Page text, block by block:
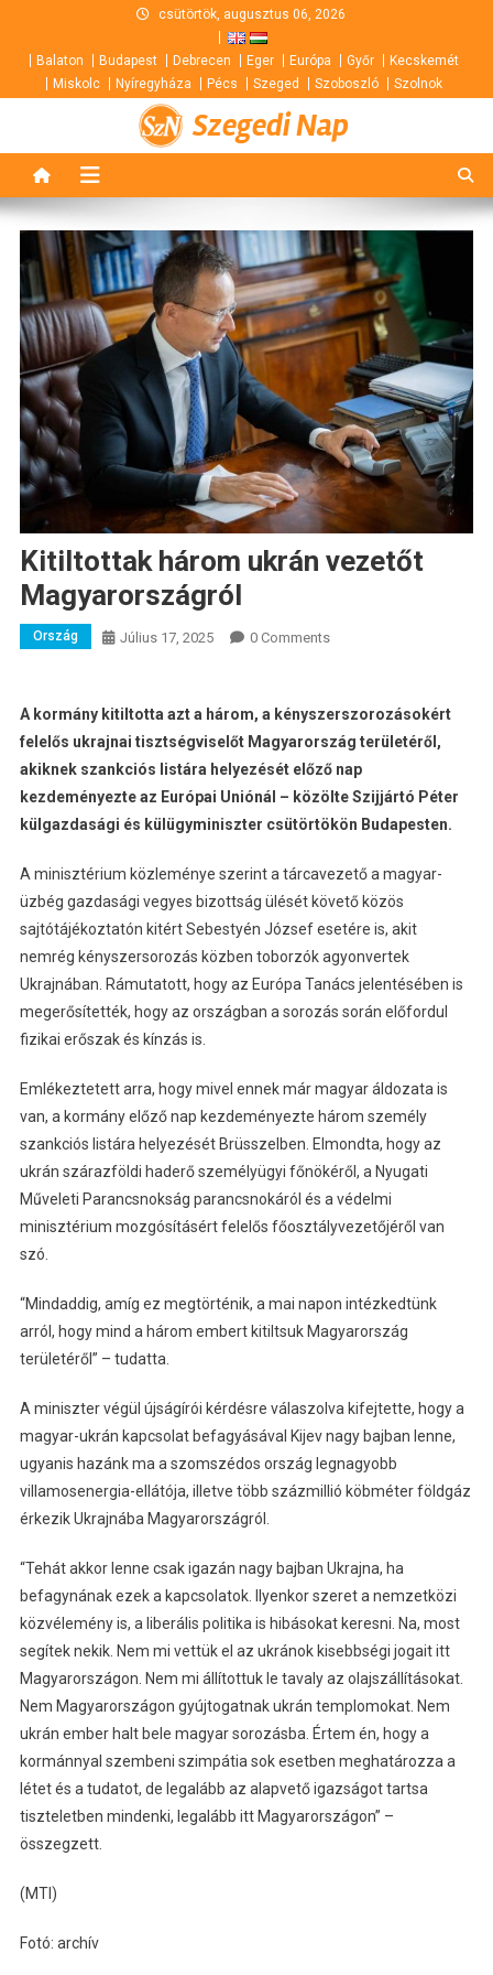
content
csütörtök, augusztus 06, 2026
Balaton Budapest Debrecen Eger Európa Győr
Kecskemét
Miskolc
Nyíregyháza Pécs Szeged Szoboszló Szolnok
Szegedi Nap
Kitiltottak három ukrán vezetőt
Magyarországról
Ország Július 17, 2025 0 Comments
A kormány kitiltotta azt a három, a kényszerszorozásokért
felelős ukrajnai tisztségviselőt Magyarország területéről,
akiknek szankciós listára helyezését előző nap
kezdeményezte az Európai Uniónál – közölte Szijjártó Péter
külgazdasági és külügyminiszter csütörtökön Budapesten.
A minisztérium közleménye szerint a tárcavezető a magyar-
üzbég gazdasági vegyes bizottság ülését követő közös
sajtótájékoztatón kitért Sebestyén József esetére is, akit
nemrég kényszersorozás közben toborzók agyonvertek
Ukrajnában. Rámutatott, hogy az Európa Tanács jelentésében is
megerősítették, hogy az országban a sorozás során előfordul
fizikai erőszak és kínzás is.
Emlékeztetett arra, hogy mivel ennek már magyar áldozata is
van, a kormány előző nap kezdeményezte három személy
szankciós listára helyezését Brüsszelben. Elmondta, hogy az
ukrán szárazföldi haderő személyügyi főnökéről, a Nyugati
Műveleti Parancsnokság parancsnokáról és a védelmi
minisztérium mozgósításért felelős főosztályvezetőjéről van
szó.
“Mindaddig, amíg ez megtörténik, a mai napon intézkedtünk
arról, hogy mind a három embert kitiltsuk Magyarország
területéről” – tudatta.
A miniszter végül újságírói kérdésre válaszolva kifejtette, hogy a
magyar-ukrán kapcsolat befagyásával Kijev nagy bajban lenne,
ugyanis hazánk ma a szomszédos ország legnagyobb
villamosenergia-ellátója, illetve több százmillió köbméter földgáz
érkezik Ukrajnába Magyarországról.
“Tehát akkor lenne csak igazán nagy bajban Ukrajna, ha
befagynának ezek a kapcsolatok. Ilyenkor szeret a nemzetközi
közvélemény is, a liberális politika is hibásokat keresni. Na, most
segítek nekik. Nem mi vettük el az ukránok kisebbségi jogait itt
Magyarországon. Nem mi állítottuk le tavaly az olajszállításokat.
Nem Magyarországon gyújtogatnak ukrán templomokat. Nem
ukrán ember halt bele magyar sorozásba. Értem én, hogy a
kormánnyal szembeni szimpátia sok esetben meghatározza a
létet és a tudatot, de legalább az alapvető igazságot tartsa
tiszteletben mindenki, legalább itt Magyarországon” –
összegzett.
(MTI)
Fotó: archív